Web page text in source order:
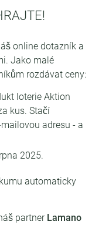
online dotazník a
Jako malé
rozdávat ceny:
loterie Aktion
kus. Stačí
adresu - a
2025.
automaticky
partner Lamano